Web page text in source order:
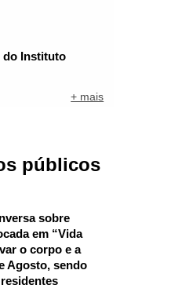
do Instituto
+ mais
públicos
sobre
em “Vida
o corpo e a
Agosto, sendo